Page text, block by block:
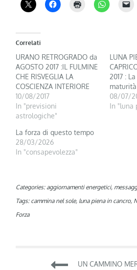
Correlati
URANO RETROGRADO da
AGOSTO 2017 :IL FULMINE
CHE RISVEGLIA LA
COSCIENZA INTERIORE
10/08/2017
In "previsioni
astrologiche"
LUNA
2017 :
maturità
08/07/
In "luna
La forza di questo tempo
28/03/2026
In "consapevolezza"
Categories: aggiornamenti energetici,
Tags: cammina nel sole, luna piena in cancro,
Forza
Navigazione
UN CAMMINO